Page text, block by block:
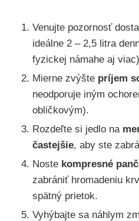
Venujte pozornosť
ideálne 2 – 2,5 litra
fyzickej námahe aj
Mierne zvýšte príjem
neodporuje iným
obličkovým).
Rozdeľte si jedlo na
častejšie, aby ste
Noste kompresné
zabrániť hromadeniu
spätný prietok.
Vyhýbajte sa náhlym